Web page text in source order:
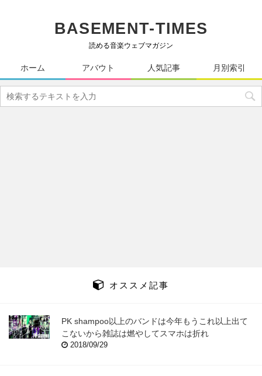
BASEMENT-TIMES
読める音楽ウェブマガジン
ホーム アバウト 人気記事 月別索引
オススメ記事
PK shampoo以上のバンドは今年もうこれ以上出て
こないから雑誌は燃やしてスマホは折れ
2018/09/29